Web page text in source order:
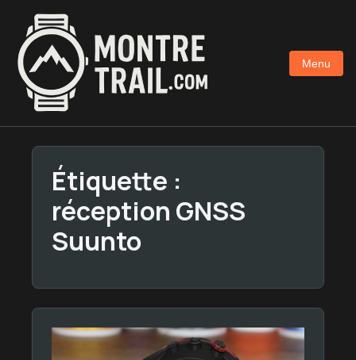
contenu
principal
Menu
Étiquette :
réception GNSS
Suunto